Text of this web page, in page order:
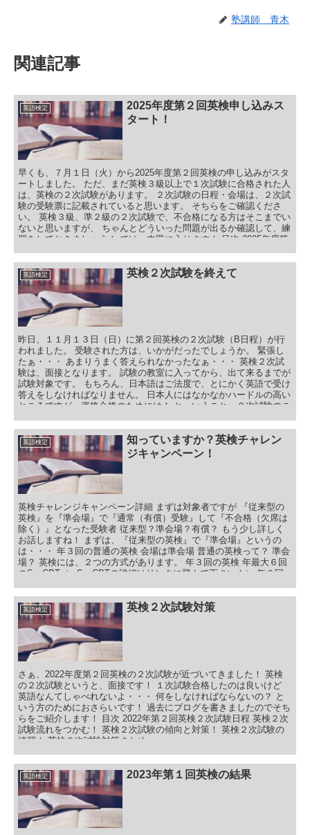
塾講師 青木
関連記事
英語検定
2025年度第２回英検申し込みス
タート！
早くも、７月１日（火）から2025年度第２回英検の申し込みがスタ
ートしました。 ただ、まだ英検３級以上で１次試験に合格された人
は、英検の２次試験があります。 ２次試験の日程・会場は、２次試
験の受験票に記載されていると思います。 そちらをご確認くださ
い。 英検３級、準２級の２次試験で、不合格になる方はそこまでい
ないと思いますが、 ちゃんとどういった問題が出るか確認して、練
習をしておきましょう！ では、本題に入ります！ 目次 2025年度第
申し込みスタート！ まとめ
英語検定 英検２次試験を終えて
昨日、１１月１３日（日）に第２回英検の２次試験（B日程）が行
われました。 受験された方は、いかがだったでしょうか。 緊張し
たぁ・・・ あまりうまく答えられなかったなぁ・・・ 英検２次試
験は、面接となります。 試験の教室に入ってから、出て来るまでが
試験対象です。 もちろん、日本語はご法度で、とにかく英語で受け
答えをしなければなりません。 日本人にはなかなかハードルの高い
ところですが、資格合格のためには！ と、いうこと、２次試験のこ
第２回英検２次試験のまとめ！
英語検定
知っていますか？英検チャレン
ジキャンペーン！
英検チャレンジキャンペーン詳細 まずは対象者ですが 『従来型の
英検』を『準会場』で『通常（有償）受験』して『不合格（欠席は
除く）』となった受験者 従来型？準会場？有償？ もう少し詳しく
お話しますね！ まずは、『従来型の英検』で『準会場』というの
は・・・ 年３回の普通の英検 会場は準会場 普通の英検って？ 準会
場？ 英検には、２つの方式があります。 年３回の英検 年最大６回
のSーCBT（⇐SーCBTの詳細はリンクに飛んで下さい！） 年３回
ちらの英検は、下記表をご覧ください。 試験の運営 申し込み区分
申し込み方法 １次試験会場 １次試験の時間割 ２次試験会場・時間
受検料 本会場 英検協会 個人申込 英検HP or お近くの書店 or コン
ビニ 受検票が届いてから 英検HP or 受験票でご確認 １次試験合格
通知に記載 英検HPでご確認 準会場 各実施団体 団体申込 各団体に
よって異なる 各団体によって異なる 各団体によって異なる １次試
験合格通知に記載 本会場より３割〜４割安い スクロールできます
※準会場は、各団体によって異なることがあるので、お問い合わせ
下さい。 本会場と準会場のどちらかで受検する方式ですが、今回の
キャンペーンは『準会場限定』です。
英語検定 英検２次試験対策
さぁ、2022年度第２回英検の２次試験が近づいてきました！ 英検
の２次試験というと、面接です！ １次試験合格したのは良いけど
英語なんてしゃべれないよ・・・ 何をしなければならないの？ と
いう方のためにおさらいです！ 過去にブログを書きましたのでそち
らをご紹介します！ 目次 2022年第２回英検２次試験日程 英検２次
試験流れをつかむ！ 英検２次試験の傾向と対策！ 英検２次試験の
練習！ 英検２次試験対策まとめ
英語検定 2023年第１回英検の結果